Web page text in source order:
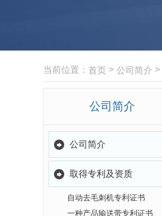
当前位置： 首页 > 公司简介 >
公司简介
公司简介
取得专利及资质
自动去毛刺机专利证书
一种产品输送带专利证书